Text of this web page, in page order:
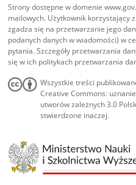
Strony dostępne w domenie
mailowych. Użytkownik korzystający
zgadza się na przetwarzanie jego
podanych danych w wiadomości) w
pytania. Szczegóły przetwarzania
się w ich politykach przetwarzania
Wszystkie treści
Creative Commons:
utworów zależnych 3.0
stwierdzone inaczej.